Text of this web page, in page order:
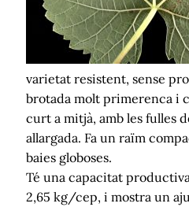
varietat resistent, sense
brotada molt primerenca i
curt a mitjà, amb les fulles
allargada. Fa un raïm
baies globoses.
Té una capacitat
2,65 kg/cep, i mostra un